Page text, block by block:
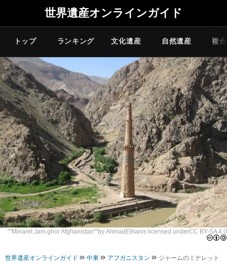
世界遺産オンラインガイド
トップ ランキング 文化遺産 自然遺産 複
""Minaret Jam ghor Afghanistan""by AhmadElhanis licensed underCC BY-SA 4.0
世界遺産オンラインガイド 中東 アフガニスタン
ジャームのミナレット